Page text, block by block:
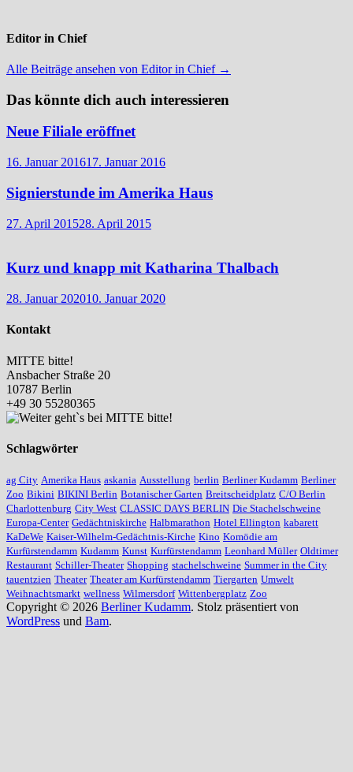
Editor in Chief
Alle Beiträge ansehen von Editor in Chief →
Das könnte dich auch interessieren
Neue Filiale eröffnet
16. Januar 201617. Januar 2016
Signierstunde im Amerika Haus
27. April 201528. April 2015
Kurz und knapp mit Katharina Thalbach
28. Januar 202010. Januar 2020
Kontakt
MITTE bitte!
Ansbacher Straße 20
10787 Berlin
+49 30 55280365
Schlagwörter
ag City Amerika Haus askania Ausstellung berlin Berliner Kudamm Berliner
Zoo Bikini BIKINI Berlin Botanischer Garten Breitscheidplatz C/O Berlin
Charlottenburg City West CLASSIC DAYS BERLIN Die Stachelschweine
Europa-Center Gedächtniskirche Halbmarathon Hotel Ellington kabarett
KaDeWe Kaiser-Wilhelm-Gedächtnis-Kirche Kino Komödie am
Kurfürstendamm Kudamm Kunst Kurfürstendamm Leonhard Müller Oldtimer
Restaurant Schiller-Theater Shopping stachelschweine Summer in the City
tauentzien Theater Theater am Kurfürstendamm Tiergarten Umwelt
Weihnachtsmarkt wellness Wilmersdorf Wittenbergplatz Zoo
Copyright © 2026 Berliner Kudamm. Stolz präsentiert von
WordPress und Bam.